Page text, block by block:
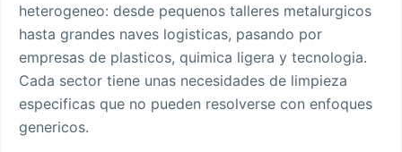
heterogeneo: desde pequenos talleres metalurgicos
hasta grandes naves logisticas, pasando por
empresas de plasticos, quimica ligera y tecnologia.
Cada sector tiene unas necesidades de limpieza
especificas que no pueden resolverse con enfoques
genericos.